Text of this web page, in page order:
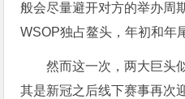
般会尽量避开对方的举办周
WSOP独占鳌头，年初和年
然而这一次，两大巨头
其是新冠之后线下赛事再次